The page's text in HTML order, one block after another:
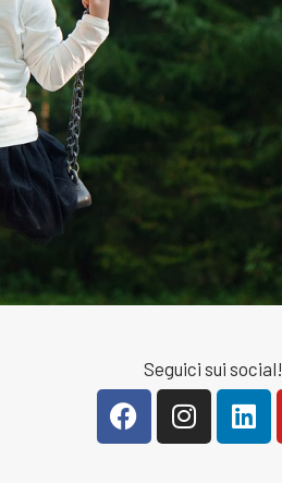
Seguici sui social!